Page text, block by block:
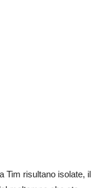
Tim risultano isolate, il